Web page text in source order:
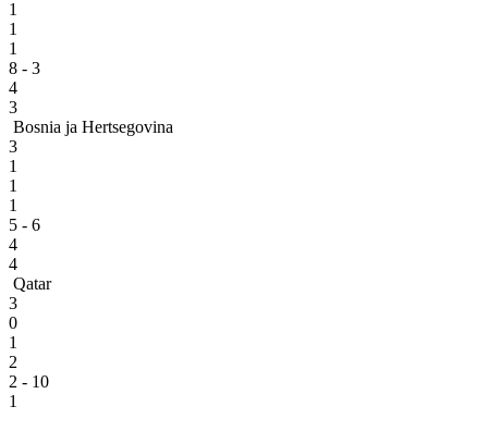
1
1
1
8 - 3
4
3
Bosnia ja Hertsegovina
3
1
1
1
5 - 6
4
4
Qatar
3
0
1
2
2 - 10
1